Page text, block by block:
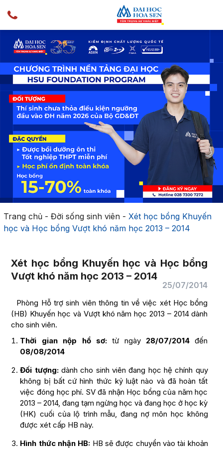
Trang chủ -Đời sống sinh viên -Xét học bổng Khuyến
học và Học bổng Vượt khó năm học 2013 – 2014
Xét học bổng Khuyến học và Học bổng
Vượt khó năm học 2013 – 2014
25/07/2014
Phòng Hỗ trợ sinh viên thông tin về việc xét Học bổng
(HB) Khuyến học và Vượt khó năm học 2013 – 2014 dành
cho sinh viên.
Thời gian nộp hồ sơ: từ ngày 28/07/2014 đến
08/08/2014
Đối tượng:dành cho sinh viên đang học hệ chính quy
không bị bất cứ hình thức kỷ luật nào và đã hoàn tất
việc đóng học phí. SV đã nhận Học bổng của năm học
2013 – 2014, đang tạm ngừng học và đang học ở học kỳ
(HK) cuối của lộ trình mẫu, đang nợ môn học không
được xét cấp HB này.
Hình thức nhận HB: HB sẽ được chuyển vào tài khoản